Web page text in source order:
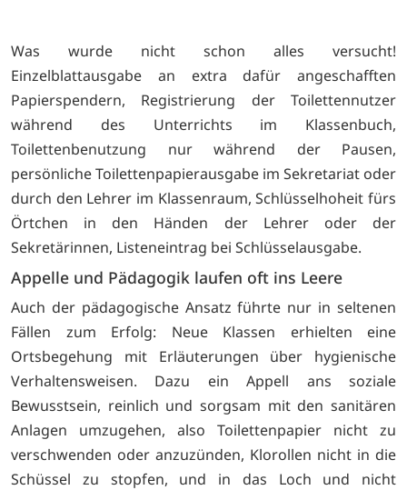
Was wurde nicht schon alles versucht!
Einzelblattausgabe an extra dafür angeschafften
Papierspendern, Registrierung der Toilettennutzer
während des Unterrichts im Klassenbuch,
Toilettenbenutzung nur während der Pausen,
persönliche Toilettenpapierausgabe im Sekretariat oder
durch den Lehrer im Klassenraum, Schlüsselhoheit fürs
Örtchen in den Händen der Lehrer oder der
Sekretärinnen, Listeneintrag bei Schlüsselausgabe.
Appelle und Pädagogik laufen oft ins Leere
Auch der pädagogische Ansatz führte nur in seltenen
Fällen zum Erfolg: Neue Klassen erhielten eine
Ortsbegehung mit Erläuterungen über hygienische
Verhaltensweisen. Dazu ein Appell ans soziale
Bewusstsein, reinlich und sorgsam mit den sanitären
Anlagen umzugehen, also Toilettenpapier nicht zu
verschwenden oder anzuzünden, Klorollen nicht in die
Schüssel zu stopfen, und in das Loch und nicht